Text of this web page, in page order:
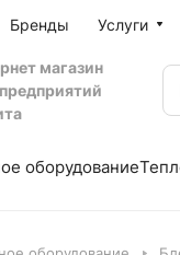
Бренды Услуги
магазин
оборудование